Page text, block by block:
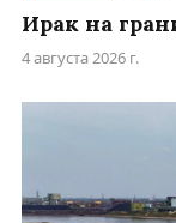
Ирак на
4 августа 2026 г.